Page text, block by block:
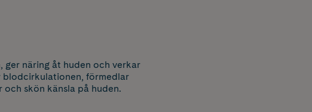
näring åt huden och verkar
blodcirkulationen, förmedlar
och skön känsla på huden.